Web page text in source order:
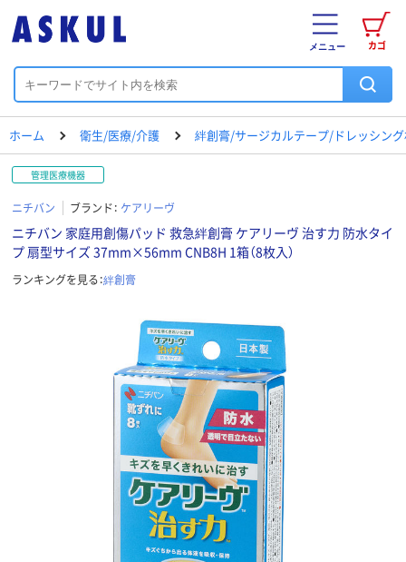
カゴ
メニュー
ホーム 衛生/医療/介護 絆創膏/サージカルテープ/ドレッシン
管理医療機器
ニチバン ブランド： ケアリーヴ
ニチバン 家庭用創傷パッド 救急絆創膏 ケアリーヴ 治す力 防水タイ
プ 扇型サイズ 37mm×56mm CNB8H 1箱（8枚入）
ランキングを見る：絆創膏